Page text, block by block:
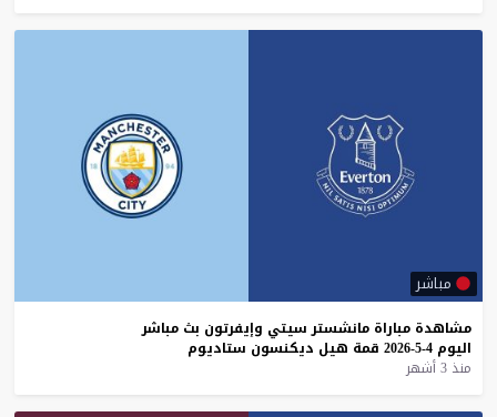
مباشر
مشاهدة مباراة مانشستر سيتي وإيفرتون بث مباشر
اليوم 4-5-2026 قمة هيل ديكنسون ستاديوم
منذ 3 أشهر